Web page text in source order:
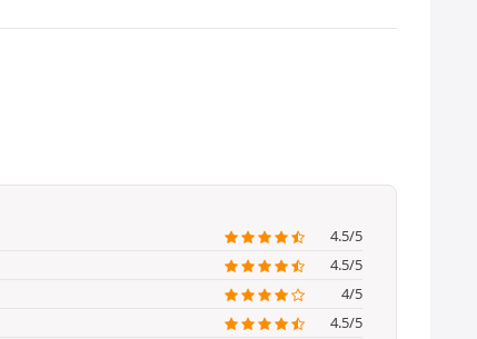
4.5/5
4.5/5
4/5
4.5/5